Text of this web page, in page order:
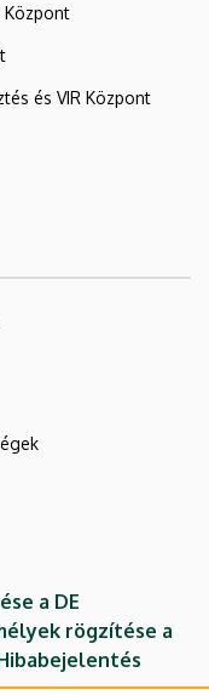
Központ
és VIR Központ
a DE
rögzítése a